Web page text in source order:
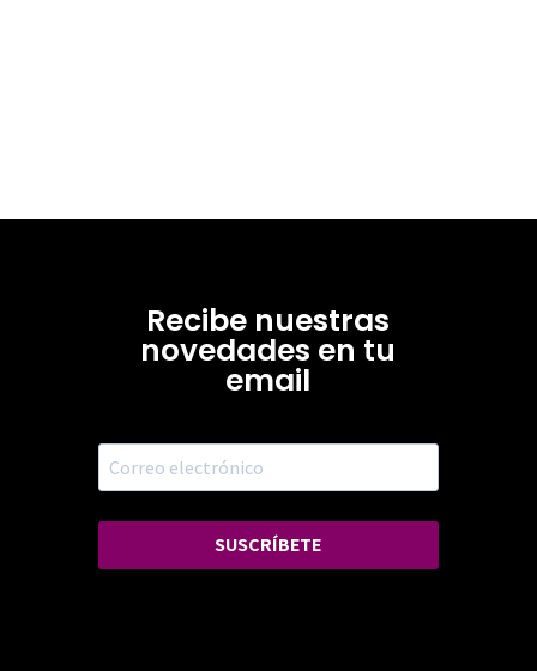
Recibe nuestras
novedades en tu
email
SUSCRÍBETE